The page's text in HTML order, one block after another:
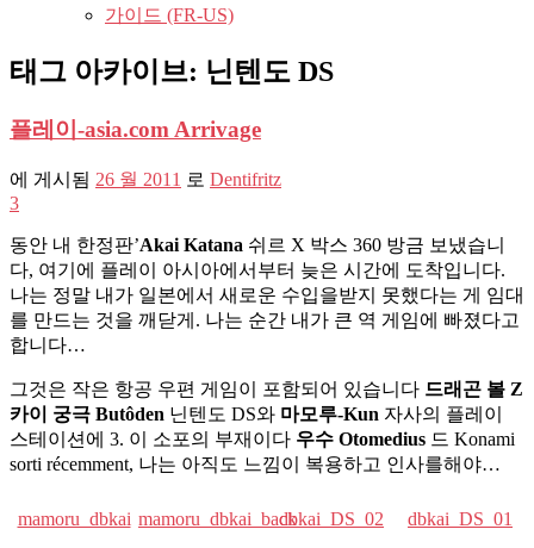
가이드 (FR-US)
태그 아카이브: 닌텐도 DS
플레이-asia.com Arrivage
에 게시됨 26 월 2011 로 Dentifritz
3
동안 내 한정판’Akai Katana 쉬르 X 박스 360 방금 보냈습니
다, 여기에 플레이 아시아에서부터 늦은 시간에 도착입니다.
나는 정말 내가 일본에서 새로운 수입을받지 못했다는 게 임대
를 만드는 것을 깨닫게. 나는 순간 내가 큰 역 게임에 빠졌다고
합니다…
그것은 작은 항공 우편 게임이 포함되어 있습니다 드래곤 볼 Z
카이 궁극 Butôden 닌텐도 DS와 마모루-Kun 자사의 플레이
스테이션에 3. 이 소포의 부​​재이다 우수 Otomedius 드 Konami
sorti récemment, 나는 아직도 느낌이 복용하고 인사를해야…
mamoru_dbkai mamoru_dbkai_backdbkai_DS_02 dbkai_DS_01